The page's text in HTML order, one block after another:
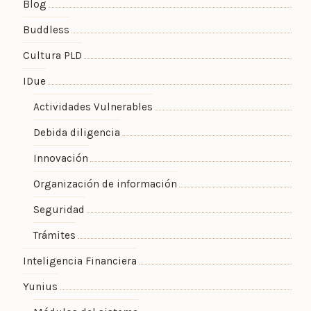
Blog
Buddless
Cultura PLD
IDue
Actividades Vulnerables
Debida diligencia
Innovación
Organización de información
Seguridad
Trámites
Inteligencia Financiera
Yunius